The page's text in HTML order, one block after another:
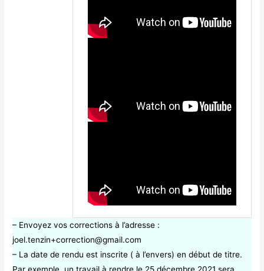
– Envoyez vos corrections à l’adresse :
joel.tenzin+correction@gmail.com
– La date de rendu est inscrite ( à l’envers) en début de titre.